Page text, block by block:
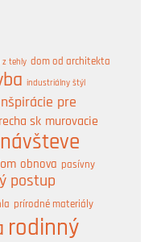
z tehly dom od architekta
industriálny štýl
pre
sk murovacie
obnova pasívny
postup
prírodné materiály
rodinný